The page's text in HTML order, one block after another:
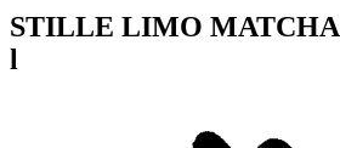
STILLE LIMO
l